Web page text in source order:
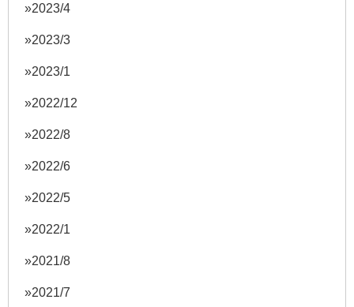
2023/4
2023/3
2023/1
2022/12
2022/8
2022/6
2022/5
2022/1
2021/8
2021/7